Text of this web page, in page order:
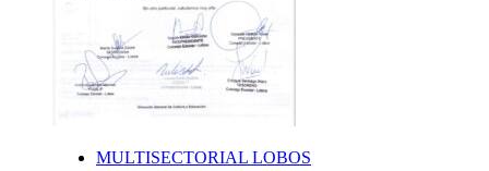
MULTISECTORIAL LOBOS